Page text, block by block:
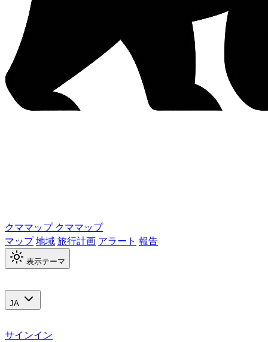
クママップ クママップ
マップ地域旅行計画 アラート 報告
表示テーマ
JA
サインイン